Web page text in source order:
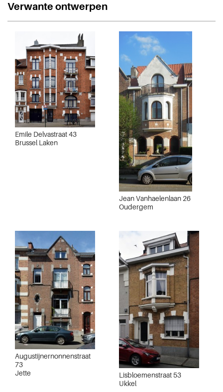
Verwante ontwerpen
Emile Delvastraat 43
Brussel Laken
Jean Vanhaelenlaan 26
Oudergem
Augustijnernonnenstraat
73
Jette
Lisbloemenstraat 53
Ukkel